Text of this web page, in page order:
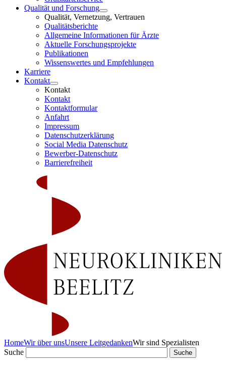
Qualität und Forschung
Qualität, Vernetzung, Vertrauen
Qualitätsberichte
Allgemeine Informationen für Ärzte
Aktuelle Forschungsprojekte
Publikationen
Wissenswertes und Empfehlungen
Karriere
Kontakt
Kontakt
Kontakt
Kontaktformular
Anfahrt
Impressum
Datenschutzerklärung
Social Media Datenschutz
Bewerber-Datenschutz
Barrierefreiheit
HomeWir über unsUnsere LeitgedankenWir sind Spezialisten
Suche